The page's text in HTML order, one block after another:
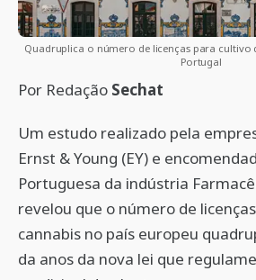
Quadruplica o número de licenças para cultivo
Portugal
Por Redação Sechat
Um estudo realizado pela
Ernst & Young (EY) e
Portuguesa da indústria
revelou que o número de
cannabis no país europeu
da anos da nova lei que